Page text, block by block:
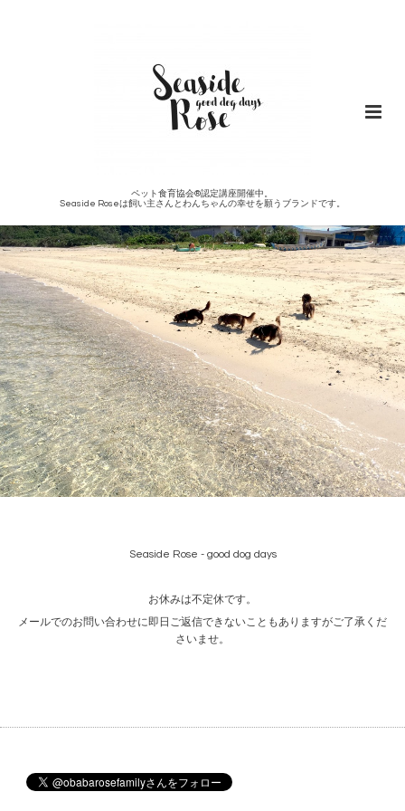
ペット食育協会®︎認定講座開催中。
Seaside Roseは飼い主さんとわんちゃんの幸せを願うブランドです。
Seaside Rose - good dog days
お休みは不定休です。
メールでのお問い合わせに即日ご返信できないこともありますがご了承くだ
さいませ。